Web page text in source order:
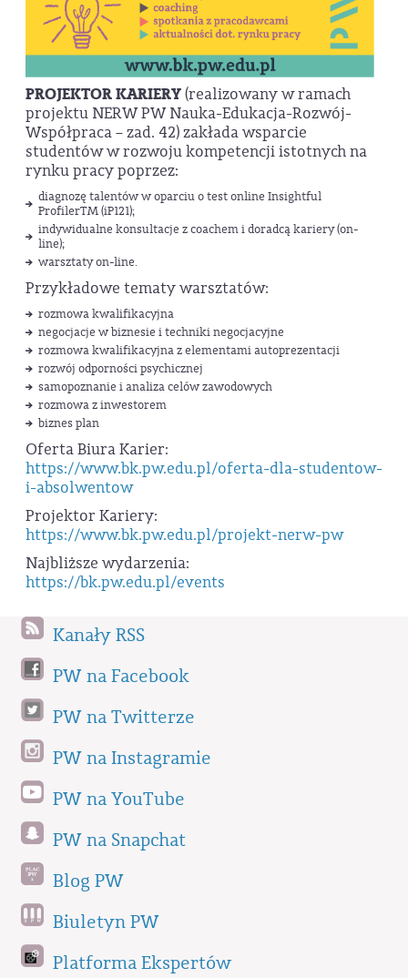
PROJEKTOR KARIERY(realizowany w ramach
projektu NERW PW Nauka-Edukacja-Rozwój-
Współpraca – zad. 42) zakłada wsparcie
studentów w rozwoju kompetencji istotnych na
rynku pracy poprzez:
diagnozę talentów w oparciu o test online Insightful
Profiler™ (iP121);
indywidualne konsultacje z coachem i doradcą kariery (on-
line);
warsztaty on-line.
Przykładowe tematy warsztatów:
rozmowa kwalifikacyjna
negocjacje w biznesie i techniki negocjacyjne
rozmowa kwalifikacyjna z elementami autoprezentacji
rozwój odporności psychicznej
samopoznanie i analiza celów zawodowych
rozmowa z inwestorem
biznes plan
Oferta Biura Karier:
https://www.bk.pw.edu.pl/oferta-dla-studentow-
i-absolwentow
Projektor Kariery:
https://www.bk.pw.edu.pl/projekt-nerw-pw
Najbliższe wydarzenia:
https://bk.pw.edu.pl/events
Kanały RSS
PW na Facebook
PW na Twitterze
PW na Instagramie
PW na YouTube
PW na Snapchat
Blog PW
Biuletyn PW
Platforma Ekspertów